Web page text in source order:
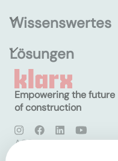
Wissenswertes
Lösungen
Empowering the future
of construction
AGB